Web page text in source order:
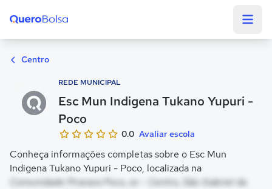
Centro
REDE MUNICIPAL
Esc Mun Indigena Tukano Yupuri -
Poco
0.0 Avaliar escola
Conheça informações completas sobre o Esc Mun
Indigena Tukano Yupuri - Poco, localizada na
Comunidade Pirarara Poco, sn - Centro, São Gabriel da